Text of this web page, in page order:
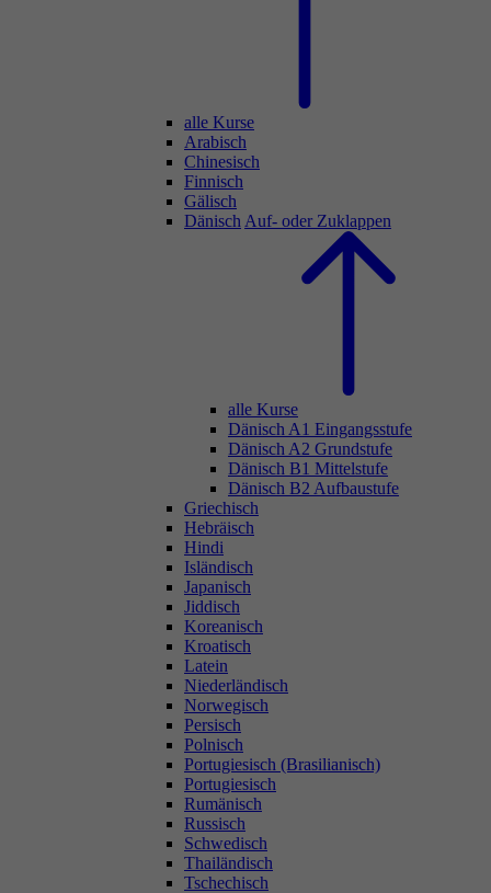
alle Kurse
Arabisch
Chinesisch
Finnisch
Gälisch
Dänisch Auf- oder Zuklappen
alle Kurse
Dänisch A1 Eingangsstufe
Dänisch A2 Grundstufe
Dänisch B1 Mittelstufe
Dänisch B2 Aufbaustufe
Griechisch
Hebräisch
Hindi
Isländisch
Japanisch
Jiddisch
Koreanisch
Kroatisch
Latein
Niederländisch
Norwegisch
Persisch
Polnisch
Portugiesisch (Brasilianisch)
Portugiesisch
Rumänisch
Russisch
Schwedisch
Thailändisch
Tschechisch